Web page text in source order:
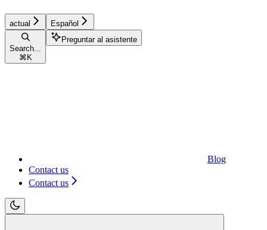
actual Español
Search...
⌘ K
Preguntar al asistente
Blog
Contact us
Contact us